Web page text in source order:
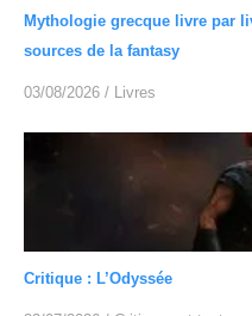
Mythologie grecque livre par
sources de la fantasy
03/08/2026 / Livres
Critique : L’Odyssée